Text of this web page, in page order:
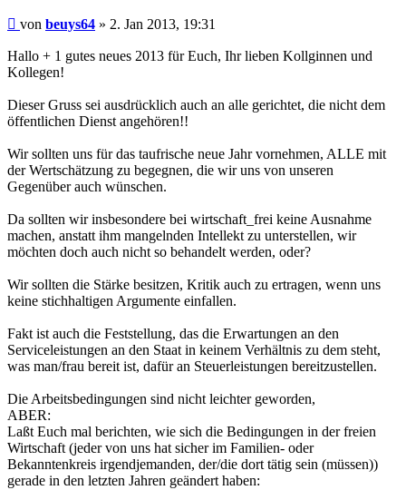
Beitrag
von beuys64 » 2. Jan 2013, 19:31
Hallo + 1 gutes neues 2013 für Euch, Ihr lieben Kollginnen und
Kollegen!
Dieser Gruss sei ausdrücklich auch an alle gerichtet, die nicht dem
öffentlichen Dienst angehören!!
Wir sollten uns für das taufrische neue Jahr vornehmen, ALLE mit
der Wertschätzung zu begegnen, die wir uns von unseren
Gegenüber auch wünschen.
Da sollten wir insbesondere bei wirtschaft_frei keine Ausnahme
machen, anstatt ihm mangelnden Intellekt zu unterstellen, wir
möchten doch auch nicht so behandelt werden, oder?
Wir sollten die Stärke besitzen, Kritik auch zu ertragen, wenn uns
keine stichhaltigen Argumente einfallen.
Fakt ist auch die Feststellung, das die Erwartungen an den
Serviceleistungen an den Staat in keinem Verhältnis zu dem steht,
was man/frau bereit ist, dafür an Steuerleistungen bereitzustellen.
Die Arbeitsbedingungen sind nicht leichter geworden,
ABER:
Laßt Euch mal berichten, wie sich die Bedingungen in der freien
Wirtschaft (jeder von uns hat sicher im Familien- oder
Bekanntenkreis irgendjemanden, der/die dort tätig sein (müssen))
gerade in den letzten Jahren geändert haben: